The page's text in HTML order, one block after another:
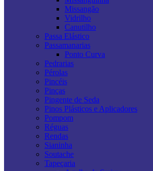
Missangão
Vidrilho
Canutilho
Passa Elástico
Passamanarias
Ponto Curva
Pedrarias
Pérolas
Pincéis
Pinças
Pingente de Seda
Pinos Plásticos e Aplicadores
Pompom
Réguas
Rendas
Sianinha
Soutache
Tapeçaria